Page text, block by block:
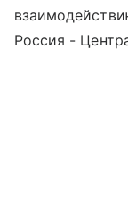
Россия -